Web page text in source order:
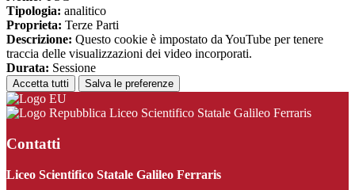
Tipologia: analitico
Proprieta: Terze Parti
Descrizione: Questo cookie è impostato da YouTube per tenere
traccia delle visualizzazioni dei video incorporati.
Durata: Sessione
Accetta tutti Salva le preferenze
Liceo Scientifico Statale Galileo Ferraris
Contatti
Liceo Scientifico Statale Galileo Ferraris